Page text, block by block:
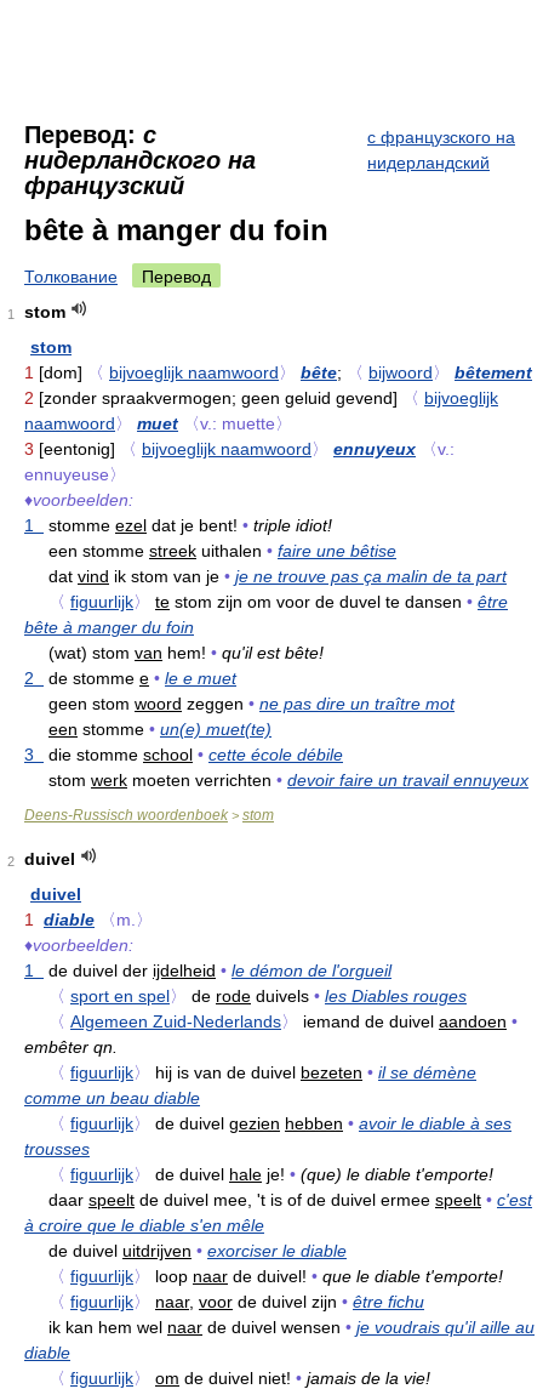
Перевод: с
нидерландского на
французский
с французского на
нидерландский
bête à manger du foin
Толкование Перевод
1
stom
stom
1 [dom] 〈 bijvoeglijk naamwoord〉 bête; 〈 bijwoord〉
bêtement
2 [zonder spraakvermogen; geen geluid gevend] 〈 bijvoeglijk
naamwoord〉 muet
〈v.: muette〉
3 [eentonig] 〈 bijvoeglijk naamwoord〉 ennuyeux
〈v.:
ennuyeuse〉
♦voorbeelden:
1
stomme ezel dat je bent! • triple idiot!
een stomme streek uithalen • faire une bêtise
dat vind ik stom van je • je ne trouve pas ça malin de ta part
〈 figuurlijk〉 te stom zijn om voor de duvel te dansen • être
bête à manger du foin
(wat) stom van hem! • qu'il est bête!
2
de stomme e • le e muet
geen stom woord zeggen • ne pas dire un traître mot
een stomme • un(e) muet(te)
3
die stomme school • cette école débile
stom werk moeten verrichten • devoir faire un travail ennuyeux
Deens-Russisch woordenboek > stom
2
duivel
duivel
1
diable
〈m.〉
♦voorbeelden:
1
de duivel der ijdelheid • le démon de l'orgueil
〈 sport en spel〉 de rode duivels • les Diables rouges
〈 Algemeen Zuid-Nederlands〉 iemand de duivel aandoen •
embêter qn.
〈 figuurlijk〉 hij is van de duivel bezeten • il se démène
comme un beau diable
〈 figuurlijk〉 de duivel gezien hebben • avoir le diable à ses
trousses
〈 figuurlijk〉 de duivel hale je! • (que) le diable t'emporte!
daar speelt de duivel mee, 't is of de duivel ermee speelt • c'est
à croire que le diable s'en mêle
de duivel uitdrijven • exorciser le diable
〈 figuurlijk〉 loop naar de duivel! • que le diable t'emporte!
〈 figuurlijk〉 naar, voor de duivel zijn • être fichu
ik kan hem wel naar de duivel wensen • je voudrais qu'il aille au
diable
〈 figuurlijk〉 om de duivel niet! • jamais de la vie!